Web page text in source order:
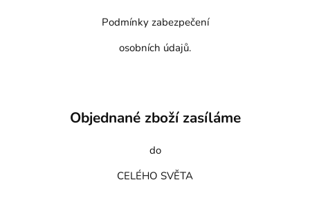
Podmínky zabezpečení
osobních údajů.
Objednané zboží zasíláme
do
CELÉHO SVĚTA